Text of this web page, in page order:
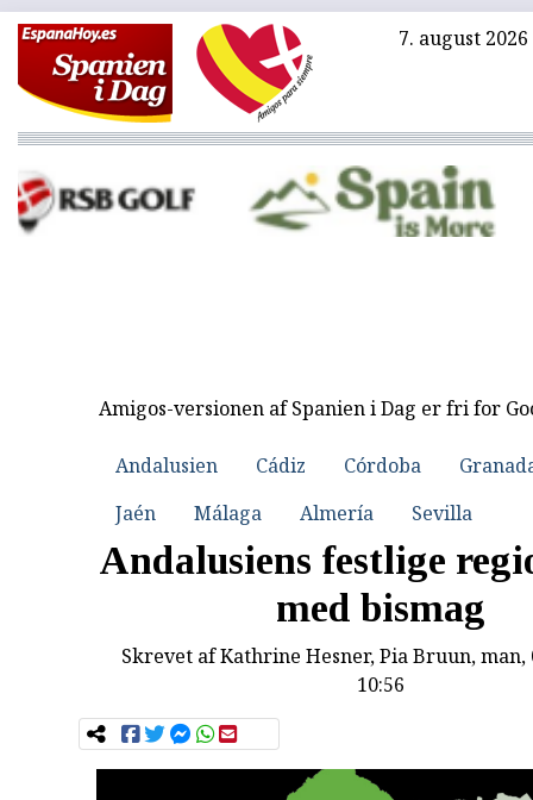
7. august 2026
Amigos-versionen af Spanien i Dag er fri for
Andalusien Cádiz Córdoba
Jaén
Málaga Almería Sevilla
Andalusiens festlige
med bismag
Skrevet afKathrine Hesner, Pia Bruun, man,
10:56